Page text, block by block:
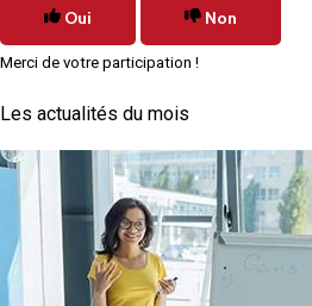
Oui Non
Merci de votre participation !
Les actualités du mois